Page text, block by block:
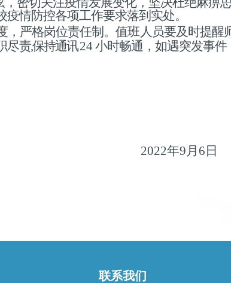
情防控各项工作要求落到实处。
，严格岗位责任制 。值班人员要及时提醒
尽责,保持通讯24小时畅通，如遇突发事件
2022年9月6日
联系我们